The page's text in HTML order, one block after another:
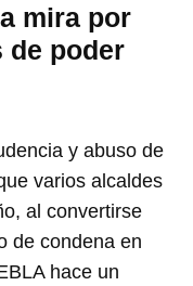
mira por
de poder
y abuso de
varios alcaldes
al convertirse
de condena en
hace un